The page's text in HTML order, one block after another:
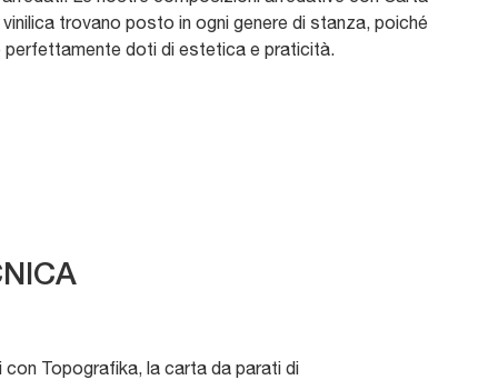
trovano posto in ogni genere di stanza, poiché
perfettamente doti di estetica e praticità.
Topografika, la carta da parati di